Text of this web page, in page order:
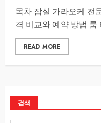
목차 잠실 가라오케 전
격 비교와 예약 방법 룸
READ MORE
검색